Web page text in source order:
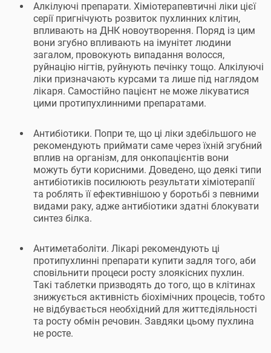
Алкілуючі препарати. Хіміотерапевтичні ліки цієї
серії пригнічують розвиток пухлинних клітин,
впливають на ДНК новоутворення. Поряд із цим
вони згубно впливають на імунітет людини
загалом, провокують випадання волосся,
руйнацію нігтів, руйнують печінку тощо. Алкілуючі
ліки призначають курсами та лише під наглядом
лікаря. Самостійно пацієнт не може лікуватися
цими протипухлинними препаратами.
Антибіотики. Попри те, що ці ліки здебільшого не
рекомендують приймати саме через їхній згубний
вплив на організм, для онкопацієнтів вони
можуть бути корисними. Доведено, що деякі типи
антибіотиків посилюють результати хіміотерапії
та роблять її ефективнішою у боротьбі з певними
видами раку, адже антибіотики здатні блокувати
синтез білка.
Антиметаболіти. Лікарі рекомендують ці
протипухлинні препарати купити задля того, аби
сповільнити процеси росту злоякісних пухлин.
Такі таблетки призводять до того, що в клітинах
знижується активність біохімічних процесів, тобто
не відбувається необхідний для життєдіяльності
та росту обмін речовин. Завдяки цьому пухлина
не росте.